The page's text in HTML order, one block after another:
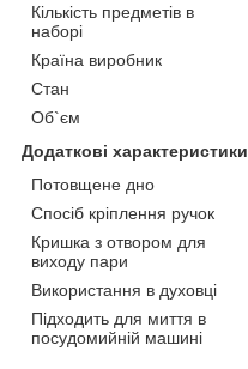
Кількість предметів в
наборі
Країна виробник
Стан
Об`єм
Додаткові характеристики
Потовщене дно
Спосіб кріплення ручок
Кришка з отвором для
виходу пари
Використання в духовці
Підходить для миття в
посудомийній машині